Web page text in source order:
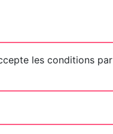
les conditions